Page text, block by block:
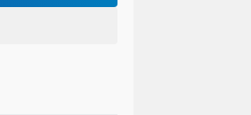
Respons Cepat Jembatan Rusak, Babinsa Koramil 0204-10/SR Ajak Warga Sei Rampah Gotong Royong